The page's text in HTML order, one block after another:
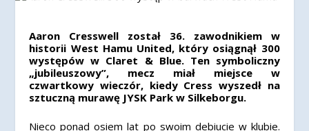
Aaron Cresswell został 36. zawodnikiem w
historii West Hamu United, który osiągnął 300
występów w Claret & Blue. Ten symboliczny
„jubileuszowy”, mecz miał miejsce w
czwartkowy wieczór, kiedy Cress wyszedł na
sztuczną murawę JYSK Park w Silkeborgu.
Nieco ponad osiem lat po swoim debiucie w klubie.